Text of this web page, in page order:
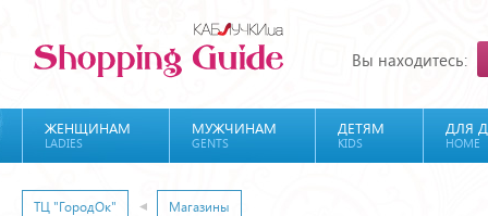
Вы находитесь:
ЖЕНЩИНАМ
LADIES
МУЖЧИНАМ
GENTS
ДЕТЯМ
KIDS
ДЛЯ
HOME
ТЦ "ГородОк" Магазины